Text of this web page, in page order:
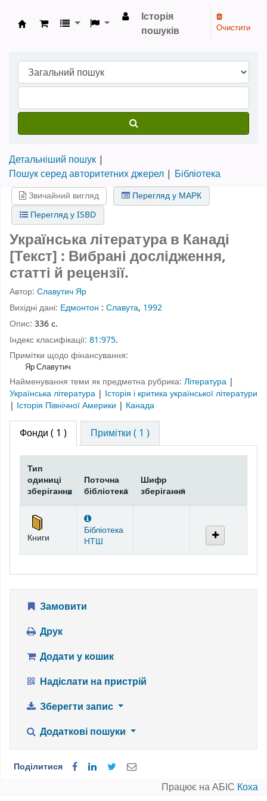
Бібліотека НТШ › Електронний каталог
Історія
пошуків
Очистити
Детальніший пошук
Пошук серед авторитетних джерел
Бібліотека
Звичайний вигляд
Перегляд у МАРК
Перегляд у ISBD
Українська література в Канаді
[Текст] : Вибрані дослідження,
статті й рецензії.
Автор: Славутич Яр
Вихідні дані: Едмонтон : Славута, 1992
Опис: 336 с.
Індекс класифікації: 81:975.
Примітки щодо фінансування:
Яр Славутич
Найменування теми як предметна рубрика: Література |
Українська література | Історія і критика української літератури
| Історія Північної Америки | Канада
Фонди ( 1 ) Примітки ( 1 )
Фонди
Тип
одиниці
зберігання
Поточна
бібліотека
Шифр
зберігання
Книги
Бібліотека
НТШ
Замовити
Друк
Додати у кошик
Надіслати на пристрій
Зберегти запис
Додаткові пошуки
Поділитися
Працює на АБІС Коха